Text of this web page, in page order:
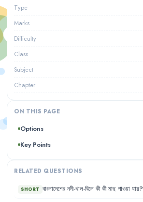
Type
Marks
Difficulty
Class
Subject
Chapter
ON THIS PAGE
Options
Key Points
RELATED QUESTIONS
SHORT বাংলাদেশের নদী-খাল-বিলে কী কী মাছ পাওয়া যায়?